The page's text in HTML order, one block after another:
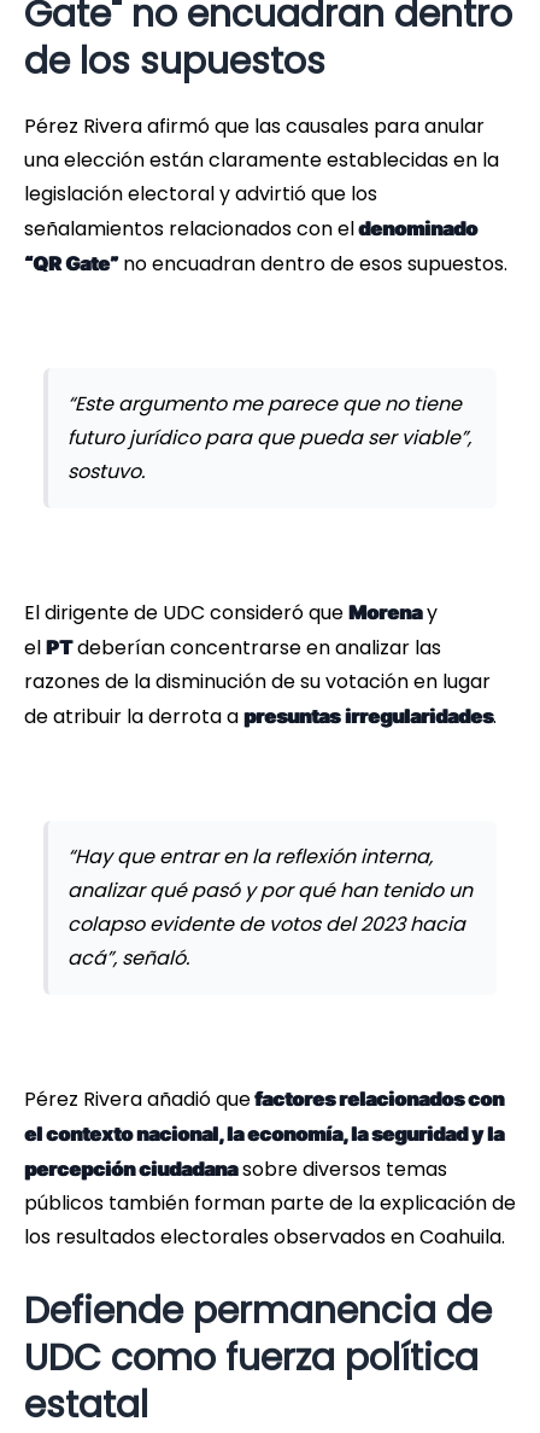
Gate" no encuadran dentro
de los supuestos
Pérez Rivera afirmó que las causales para anular
una elección están claramente establecidas en la
legislación electoral y advirtió que los
señalamientos relacionados con eldenominado
“QR Gate”no encuadran dentro de esos supuestos.
“Este argumento me parece que no tiene
futuro jurídico para que pueda ser viable”,
sostuvo.
El dirigente de UDC consideró que Morenay
el PTdeberían concentrarse en analizar las
razones de la disminución de su votación en lugar
de atribuir la derrota a presuntas irregularidades.
“Hay que entrar en la reflexión interna,
analizar qué pasó y por qué han tenido un
colapso evidente de votos del 2023 hacia
acá”, señaló.
Pérez Rivera añadió quefactores relacionados con
el contexto nacional, la economía, la seguridad y la
percepción ciudadanasobre diversos temas
públicos también forman parte de la explicación de
los resultados electorales observados en Coahuila.
Defiende permanencia de
UDC como fuerza política
estatal